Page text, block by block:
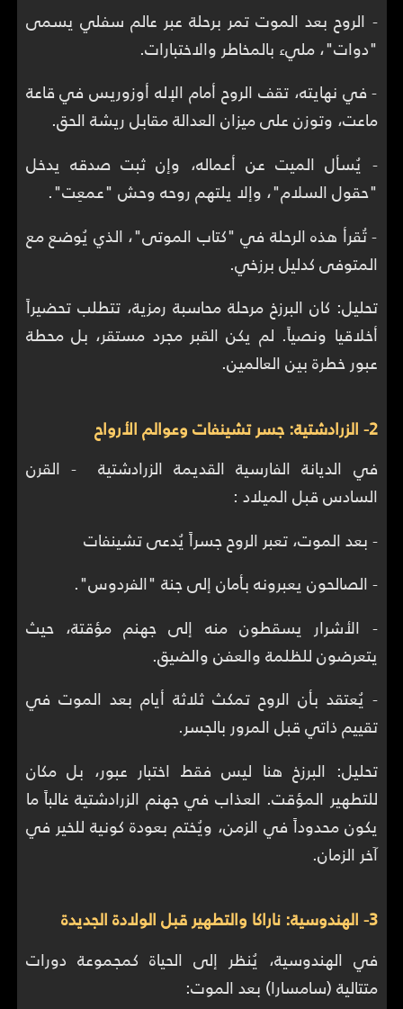
- الروح بعد الموت تمر برحلة عبر عالم سفلي يسمى
"دوات"، مليء بالمخاطر والاختبارات.
- في نهايته، تقف الروح أمام الإله أوزوريس في قاعة
ماعت، وتوزن على ميزان العدالة مقابل ريشة الحق.
- يُسأل الميت عن أعماله، وإن ثبت صدقه يدخل
"حقول السلام"، وإلا يلتهم روحه وحش "عمعِت".
- تُقرأ هذه الرحلة في "كتاب الموتى"، الذي يُوضع مع
المتوفى كدليل برزخي.
تحليل: كان البرزخ مرحلة محاسبة رمزية، تتطلب تحضيراً
أخلاقيا ونصياً. لم يكن القبر مجرد مستقر، بل محطة
عبور خطرة بين العالمين.
2- الزرادشتية: جسر تشينفات وعوالم الأرواح
في الديانة الفارسية القديمة الزرادشتية - القرن
السادس قبل الميلاد :
- بعد الموت، تعبر الروح جسراً يُدعى تشينفات
- الصالحون يعبرونه بأمان إلى جنة "الفردوس".
- الأشرار يسقطون منه إلى جهنم مؤقتة، حيث
يتعرضون للظلمة والعفن والضيق.
- يُعتقد بأن الروح تمكث ثلاثة أيام بعد الموت في
تقييم ذاتي قبل المرور بالجسر.
تحليل: البرزخ هنا ليس فقط اختبار عبور، بل مكان
للتطهير المؤقت. العذاب في جهنم الزرادشتية غالباً ما
يكون محدوداً في الزمن، ويُختم بعودة كونية للخير في
آخر الزمان.
3- الهندوسية: ناراكا والتطهير قبل الولادة الجديدة
في الهندوسية، يُنظر إلى الحياة كمجموعة دورات
متتالية (سامسارا) بعد الموت: